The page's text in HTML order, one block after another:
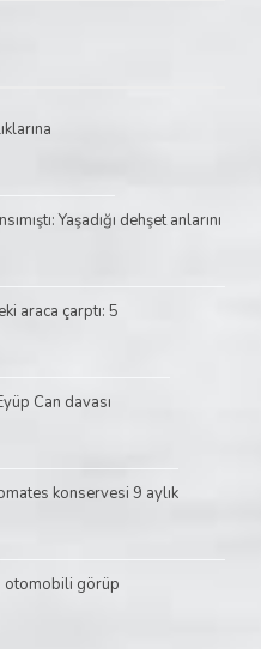
Yaşadığı dehşet anlarını
araca çarptı: 5
Can davası
konservesi 9 aylık
otomobili görüp